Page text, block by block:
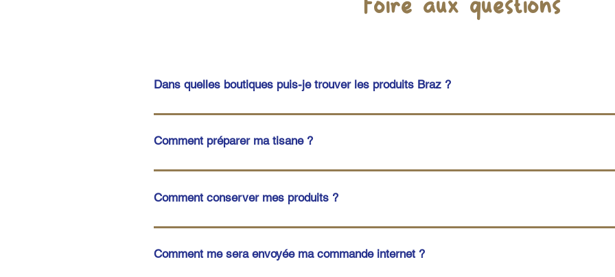
Foire aux questions
Dans quelles boutiques puis-je trouver les produits Braz ?
Pour l'instant, les produits sont uniquement disponibles à l’Épicerie (adresse ci-
tisanes devient plus conséquent, vous les retrouverez dans les points de vente suivants :
de l’Eglise Biscuiterie Ti Dudi Breizh, Route de Port-MéliteIntermarché Contact, Route
Kermunition Boutique Groix & Nature, Port-Tudy (ouvert d'avril à cotobre) A
Comment préparer ma tisane ?
Mes tisanes se consomment en infusion. Faîtes chauffer de l'eau, mais pas trop : une
Le dosage est affaire de goût, et dépend des mélanges, mais on peut retenir cette règle :
personne. Enfin, pour que toutes les propriétés et les arômes aient le temps d'être
et 10 minutes d'infusion. Filtrez et dégustez Retrouvez ces conseils de préparation au
Comment conserver mes produits ?
Les tisanes se conserveront très bien dans leur sachet hermétiquement refermé, dans un
et de la lumière. Une fois infusée, la tisane peut être conservée jusqu’à 3 jours au
les aromates doivent également être conservés dans un endroit à l’abri de l’humidité et
Comment me sera envoyée ma commande internet ?